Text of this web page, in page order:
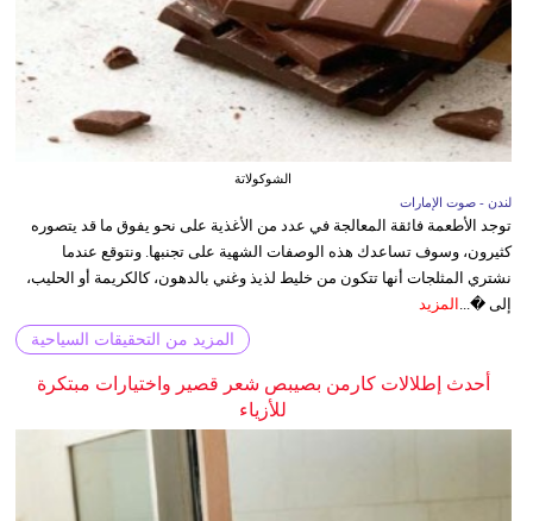
الشوكولاتة
لندن - صوت الإمارات
توجد الأطعمة فائقة المعالجة في عدد من الأغذية على نحو يفوق ما قد يتصوره
كثيرون، وسوف تساعدك هذه الوصفات الشهية على تجنبها. ونتوقع عندما
نشتري المثلجات أنها تتكون من خليط لذيذ وغني بالدهون، كالكريمة أو الحليب،
إلى �... المزيد
المزيد من التحقيقات السياحية
أحدث إطلالات كارمن بصيبص شعر قصير واختيارات مبتكرة
للأزياء